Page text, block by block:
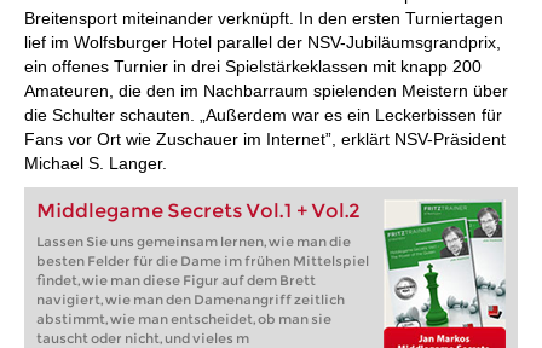
Breitensport miteinander verknüpft. In den ersten Turniertagen
lief im Wolfsburger Hotel parallel der NSV-Jubiläumsgrandprix,
ein offenes Turnier in drei Spielstärkeklassen mit knapp 200
Amateuren, die den im Nachbarraum spielenden Meistern über
die Schulter schauten. „Außerdem war es ein Leckerbissen für
Fans vor Ort wie Zuschauer im Internet”, erklärt NSV-Präsident
Michael S. Langer.
Middlegame Secrets Vol.1 + Vol.2
Lassen Sie uns gemeinsam lernen, wie man die
besten Felder für die Dame im frühen Mittelspiel
findet, wie man diese Figur auf dem Brett
navigiert, wie man den Damenangriff zeitlich
abstimmt, wie man entscheidet, ob man sie
tauscht oder nicht, und vieles m